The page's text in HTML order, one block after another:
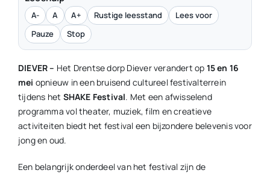
A- A A+ Rustige leesstand
Lees voor
Pauze
Stop
DIEVER – Het Drentse dorp Diever verandert op 15 en 16
mei opnieuw in een bruisend cultureel festivalterrein
tijdens het SHAKE Festival. Met een afwisselend
programma vol theater, muziek, film en creatieve
activiteiten biedt het festival een bijzondere belevenis voor
jong en oud.
Een belangrijk onderdeel van het festival zijn de